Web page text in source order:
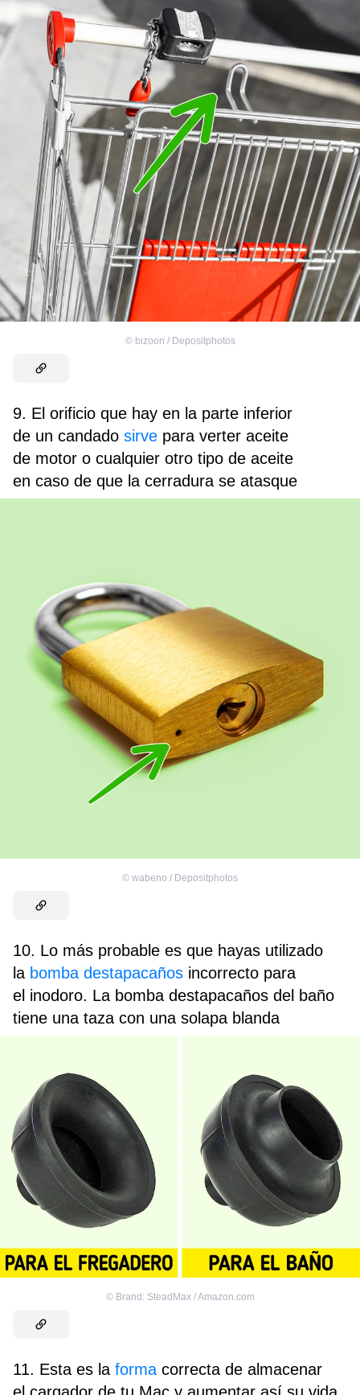
© bizoon / Depositphotos
9. El orificio que hay en la parte inferior
de un candado sirve para verter aceite
de motor o cualquier otro tipo de aceite
en caso de que la cerradura se atasque
© wabeno / Depositphotos
10. Lo más probable es que hayas utilizado
la bomba destapacaños incorrecto para
el inodoro. La bomba destapacaños del baño
tiene una taza con una solapa blanda
© Brand: SteadMax / Amazon.com
11. Esta es la forma correcta de almacenar